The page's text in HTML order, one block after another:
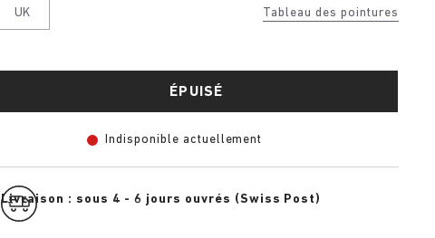
Tableau des pointures
UK
ÉPUISÉ
Indisponible actuellement
Livraison : sous 4 - 6 jours ouvrés (Swiss Post)